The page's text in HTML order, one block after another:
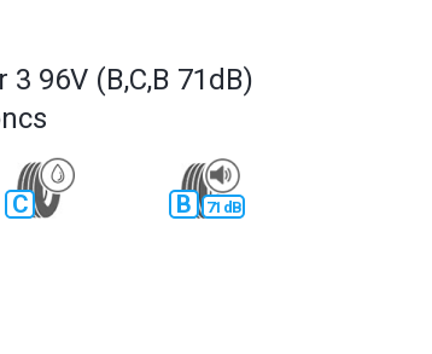
96V (B,C,B 71dB)
C B 71 dB